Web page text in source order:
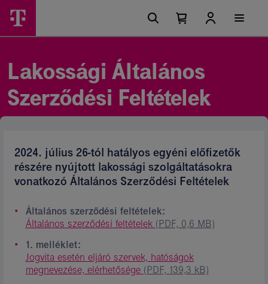
Lakossági
Ászf
Magyar
Telekom
csoport
Főmenü
lehetőségek
Kosárban
Kosár
Lakossági Általános
Szerződési Feltételek
2024. július 26-tól hatályos egyéni előfizetők
részére nyújtott lakossági szolgáltatásokra
vonatkozó Általános Szerződési Feltételek
Általános szerződési feltételek:
Általános szerződési feltételek (PDF, 0,6 MB)
1. melléklet:
Jogvita esetén eljáró szervek, hatóságok
megnevezése, elérhetősége (PDF, 139,3 kB)